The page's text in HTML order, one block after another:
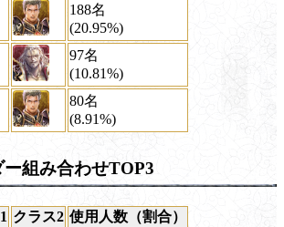
188名
(20.95%)
97名
(10.81%)
80名
(8.91%)
組み合わせTOP3
クラス2 使用人数（割合）